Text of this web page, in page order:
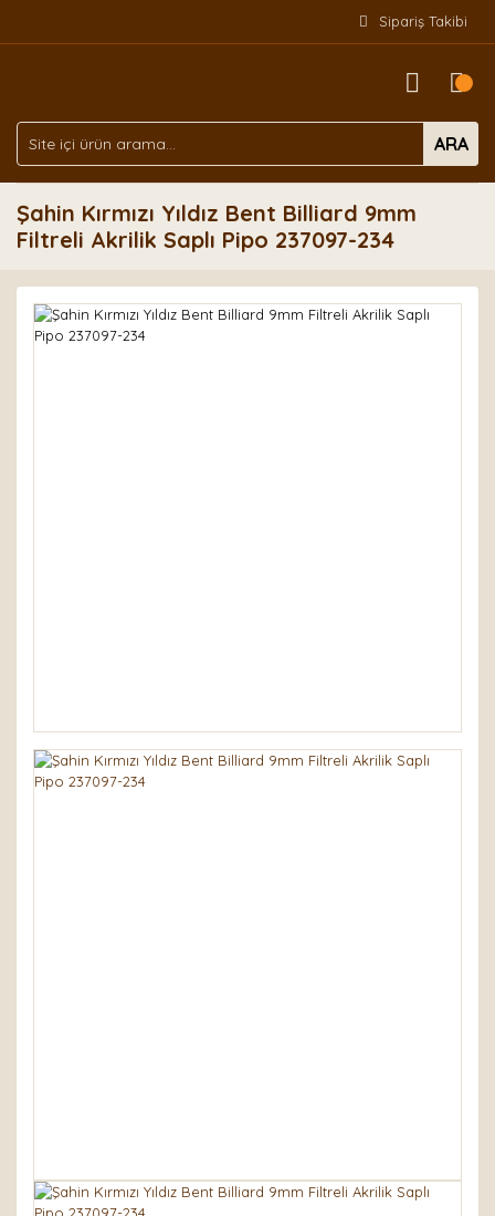
Sipariş Takibi
ARA
Şahin Kırmızı Yıldız Bent Billiard 9mm
Filtreli Akrilik Saplı Pipo 237097-234